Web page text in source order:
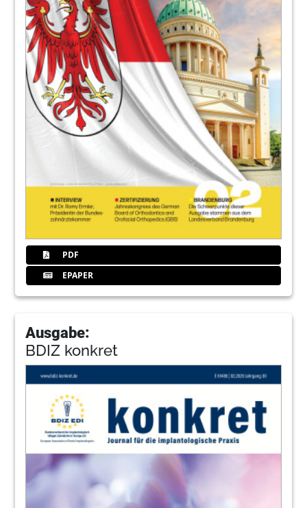
PDF
EPAPER
Ausgabe:
BDIZ konkret